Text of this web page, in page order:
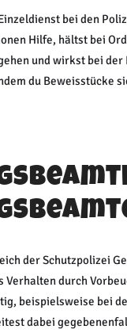
bei den
Hilfe, hältst bei
und wirkst bei der
du Beweisstücke
der Schutzpolizei
durch
beispielsweise bei
dabei